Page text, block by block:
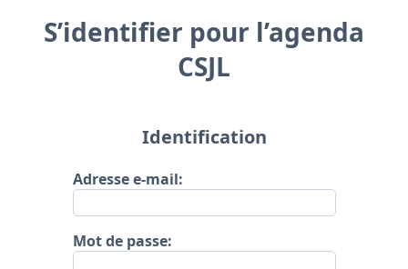
S’identifier pour l’agenda
CSJL
Identification
Adresse e-mail:
Mot de passe: